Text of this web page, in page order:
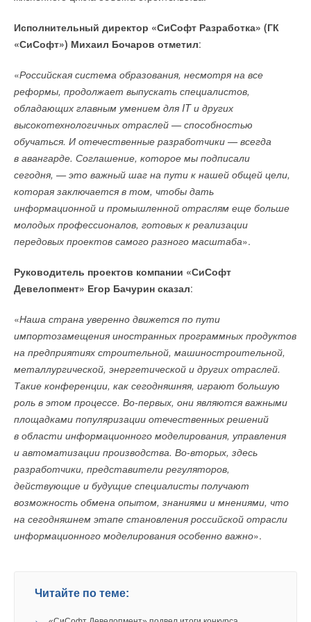
Исполнительный директор «СиСофт Разработка» (ГК
«СиСофт») Михаил Бочаров отметил:
«Российская система образования, несмотря на все
реформы, продолжает выпускать специалистов,
обладающих главным умением для IT и других
высокотехнологичных отраслей — способностью
обучаться. И отечественные разработчики — всегда
в авангарде. Соглашение, которое мы подписали
сегодня, — это важный шаг на пути к нашей общей цели,
которая заключается в том, чтобы дать
информационной и промышленной отраслям еще больше
молодых профессионалов, готовых к реализации
передовых проектов самого разного масштаба».
Руководитель проектов компании «СиСофт
Девелопмент» Егор Бачурин сказал:
«Наша страна уверенно движется по пути
импортозамещения иностранных программных продуктов
на предприятиях строительной, машиностроительной,
металлургической, энергетической и других отраслей.
Такие конференции, как сегодняшняя, играют большую
роль в этом процессе. Во-первых, они являются важными
площадками популяризации отечественных решений
в области информационного моделирования, управления
и автоматизации производства. Во-вторых, здесь
разработчики, представители регуляторов,
действующие и будущие специалисты получают
возможность обмена опытом, знаниями и мнениями, что
на сегодняшнем этапе становления российской отрасли
информационного моделирования особенно важно».
Читайте по теме:
Читайте по теме:
→
«СиСофт Девелопмент» подвел итоги конкурса
студенческих проектов «ТИМ-лидеры 2026»
НОВОСТИ СОК 3 АВГУСТА 2026
→ Новый стандарт ТИМ
→ Цифровое судостроительное производство
НОВОСТИ СОК 10 ИЮНЯ 2026
→
В Москве с успехом прошла первая конференция
ТИМИТех «Инженеры для инженеров»
НОВОСТИ СОК 9 ИЮНЯ 2026
→
От 3D-моделей к цифровым производственным средам:
итоги участия «СиСофт Девелопмент» в ЦИПР-2026
НОВОСТИ СОК 28 МАЯ 2026
→
Координационный центр развития ПО определил
стратегические задачи на 3 года
НОВОСТИ СОК 18 ДЕКАБРЯ 2025
сотрудничестве
→ Общий язык цифры между Россией и Беларусью
→ Ценность внедрения трёхмерного проектирования
ЖУРНАЛ СОК ОКТЯБРЬ 2025
→
ГК «СиСофт» стала учредителем Консорциума высшего
и среднего профессионального образования
НОВОСТИ СОК 25 СЕНТЯБРЯ 2025
Уведомления отключены
Комментарии
В этой теме еще нет комментариев
Ваш E-mail *
Текст комментария